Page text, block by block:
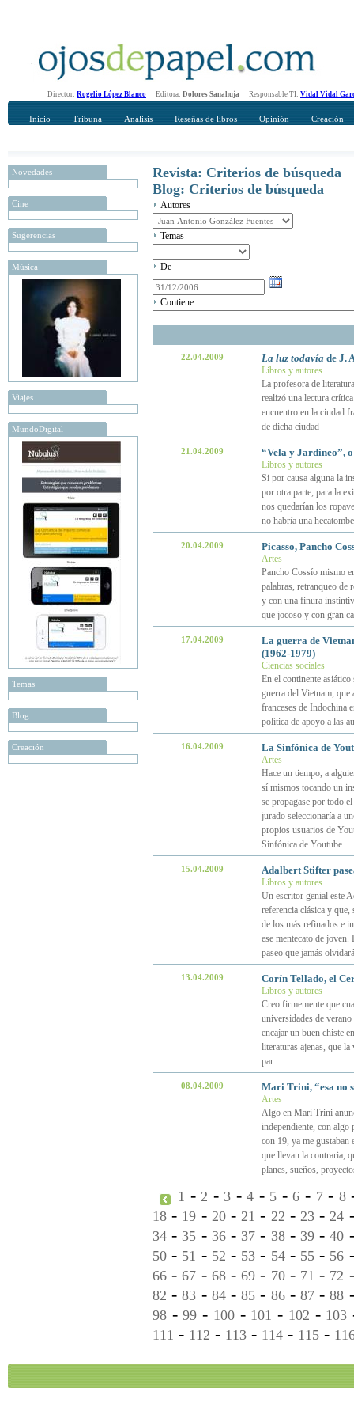
Director: Rogelio López Blanco Editora: Dolores Sanahuja Responsable TI: Vidal Vidal
Inicio Tribuna Análisis Reseñas de libros Opinión Creación
Novedades
Cine
Sugerencias
Música
Viajes
MundoDigital
Temas
Blog
Creación
Revista: Criterios de búsqueda
Blog: Criterios de búsqueda
Autores
Temas
De
Contiene
22.04.2009 La luz todavía de J.
Libros y autores
La profesora de
realizó una lectura
encuentro en la ciudad
de dicha ciudad
21.04.2009 “Vela y Jardineo”,
Libros y autores
Si por causa alguna la
por otra parte, para la
nos quedarían los
no habría una
20.04.2009 Picasso, Pancho
Artes
Pancho Cossío mismo
palabras, retranqueo de
y con una finura
que jocoso y con gran
17.04.2009
La guerra de
(1962-1979)
Ciencias sociales
En el continente
guerra del Vietnam, que
franceses de Indochina
política de apoyo a las
16.04.2009 La Sinfónica de
Artes
Hace un tiempo, a
sí mismos tocando un
se propagase por todo
jurado seleccionaría a
propios usuarios de
Sinfónica de Youtube
15.04.2009 Adalbert Stifter
Libros y autores
Un escritor genial este
referencia clásica y
de los más refinados e
ese mentecato de
paseo que jamás
13.04.2009 Corín Tellado, el
Libros y autores
Creo firmemente que
universidades de
encajar un buen chiste
literaturas ajenas, que la
par
08.04.2009 Mari Trini, “esa no
Artes
Algo en Mari Trini
independiente, con
con 19, ya me gustaban
que llevan la contraria,
planes, sueños,
1 -2 - 3 -4 - 5 -6 - 7- 8
18 - 19 - 20-21 - 22 - 23-24
34 - 35 - 36- 37 - 38- 39-40
50 - 51 - 52 - 53 - 54- 55- 56
66 -67 - 68-69 - 70- 71 - 72
82 -83 - 84-85 - 86- 87-88
98 -99 - 100- 101 - 102 - 103
111 - 112 - 113 - 114 - 115 -